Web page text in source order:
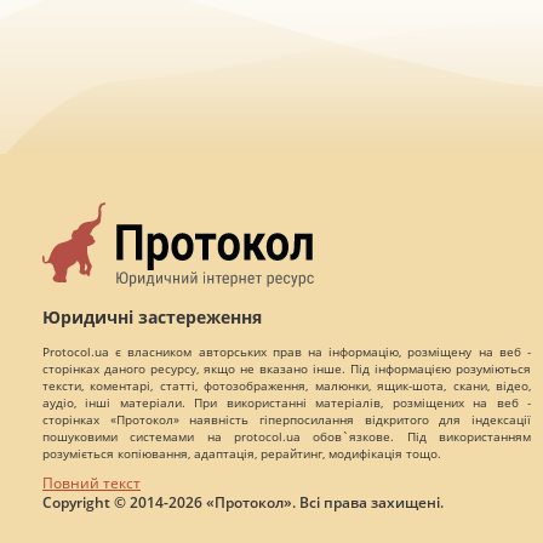
Юридичні застереження
Protocol.ua є власником авторських прав на інформацію, розміщену на веб -
сторінках даного ресурсу, якщо не вказано інше. Під інформацією розуміються
тексти, коментарі, статті, фотозображення, малюнки, ящик-шота, скани, відео,
аудіо, інші матеріали. При використанні матеріалів, розміщених на веб -
сторінках «Протокол» наявність гіперпосилання відкритого для індексації
пошуковими системами на protocol.ua обов`язкове. Під використанням
розуміється копіювання, адаптація, рерайтинг, модифікація тощо.
Повний текст
Copyright © 2014-2026 «Протокол». Всі права захищені.